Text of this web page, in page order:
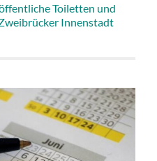
Toiletten und
Innenstadt